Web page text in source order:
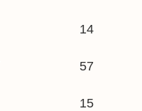
14
57
15